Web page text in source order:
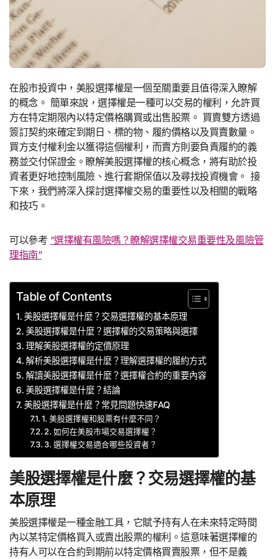
在股市投資中，美股選擇權是一個至關重要且值得深入瞭解
的概念。 簡單來說，選擇權是一種可以交易的權利，允許買
方在特定期限內以特定價格購買或出售股票。 買賣雙方透過
簽訂契約來確定到期日、標的物、履約價格以及買賣數量。
買方支付權利金以獲得這個權利，而賣方則要負責履約的義
務並交付保證金。瞭解美股選擇權的核心概念，將有助於投
資者更好地控制風險、進行套期保值以及尋找投資機會。 接
下來，我們將深入探討選擇權交易的重要性以及相關的戰略
和技巧。
可以參考 “選擇權有風險嗎？瞭解選擇權交易重要性及風險管
理指南”
Table of Contents
美股選擇權是什麼？交易選擇權的基本原理
美股選擇權是什麼？選擇權的交易策略與選擇
理解美股選擇權的定價原理
解析美股選擇權是什麼？理解選擇權的履約方式
解讀美股選擇權是什麼？選擇權合約的重要內容
美股選擇權是什麼？結論
美股選擇權是什麼？常見問題快速FAQ
1. 美股選擇權和股票有什麼不同？
2. 如何在美股市場交易選擇權？
3. 選擇權交易適合哪些投資者？
美股選擇權是什麼？交易選擇權的基
本原理
美股選擇權是一種金融工具，它賦予持有人在未來特定時間
內以某特定價格買入或賣出股票的權利。這意味著選擇權的
持有人可以在合約到期前以特定價格買賣股票，但不是義